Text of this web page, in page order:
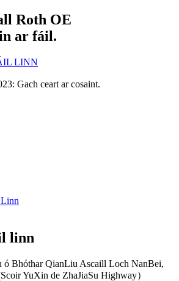
Roth OE
ar fáil.
LINN
Gach ceart ar cosaint.
linn
ó Bhóthar QianLiu Ascaill Loch NanBei,
YuXin de ZhaJiaSu Highway）